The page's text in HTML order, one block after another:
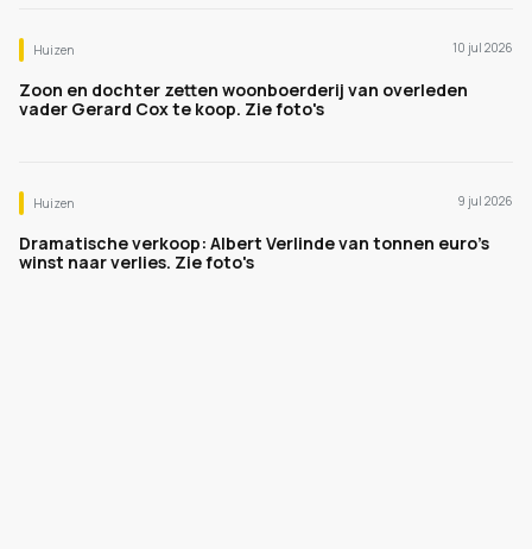
Huizen 10 jul 2026
Zoon en dochter zetten woonboerderij van overleden
vader Gerard Cox te koop. Zie foto's
Huizen 9 jul 2026
Dramatische verkoop: Albert Verlinde van tonnen euro's
winst naar verlies. Zie foto's